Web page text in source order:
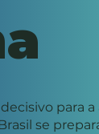
para a
se